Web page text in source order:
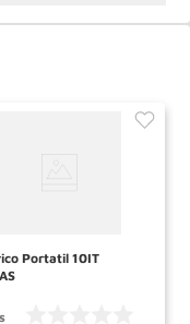
Portatil 10IT